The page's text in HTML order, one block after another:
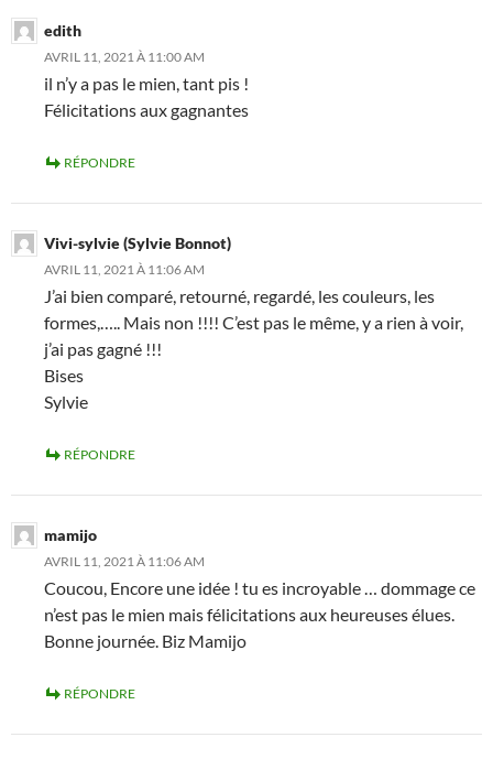
edith
AVRIL 11, 2021 À 11:00 AM
il n’y a pas le mien, tant pis !
Félicitations aux gagnantes
RÉPONDRE
Vivi-sylvie (Sylvie Bonnot)
AVRIL 11, 2021 À 11:06 AM
J’ai bien comparé, retourné, regardé, les couleurs, les
formes,….. Mais non !!!! C’est pas le même, y a rien à voir,
j’ai pas gagné !!!
Bises
Sylvie
RÉPONDRE
mamijo
AVRIL 11, 2021 À 11:06 AM
Coucou, Encore une idée ! tu es incroyable … dommage ce
n’est pas le mien mais félicitations aux heureuses élues.
Bonne journée. Biz Mamijo
RÉPONDRE